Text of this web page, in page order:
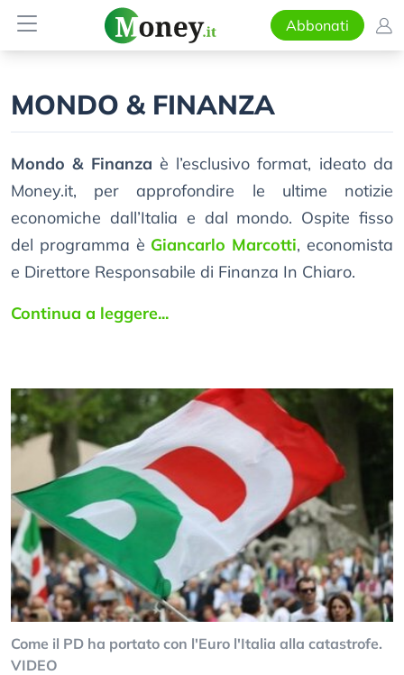
Abbonati
MONDO & FINANZA
Mondo & Finanza è l’esclusivo format, ideato da
Money.it, per approfondire le ultime notizie
economiche dall’Italia e dal mondo. Ospite fisso
del programma è Giancarlo Marcotti, economista
e Direttore Responsabile di Finanza In Chiaro.
Continua a leggere...
Come il PD ha portato con l'Euro l'Italia alla catastrofe.
VIDEO